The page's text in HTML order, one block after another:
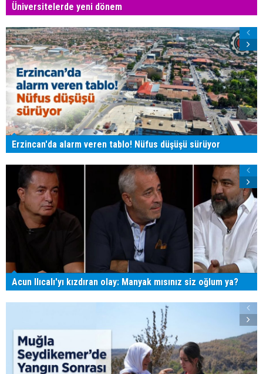
Üniversitelerde yeni dönem
Erzincan'da alarm veren tablo! Nüfus düşüşü sürüyor
Acun Ilıcalı'yı kızdıran olay: Manyak mısınız siz oğlum ya?